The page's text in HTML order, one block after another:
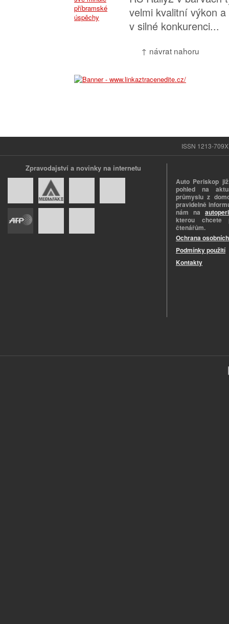
velmi kvalitní výkon
v silné konkurenci...
↑ návrat nahoru
ISSN 1213-
Zpravodajství a novinky na internetu
Auto Periskop
pohled na
průmyslu z
pravidelně
nám na
kterou chcete
čtenářům.
Ochrana
Podmínky použití
Kontakty